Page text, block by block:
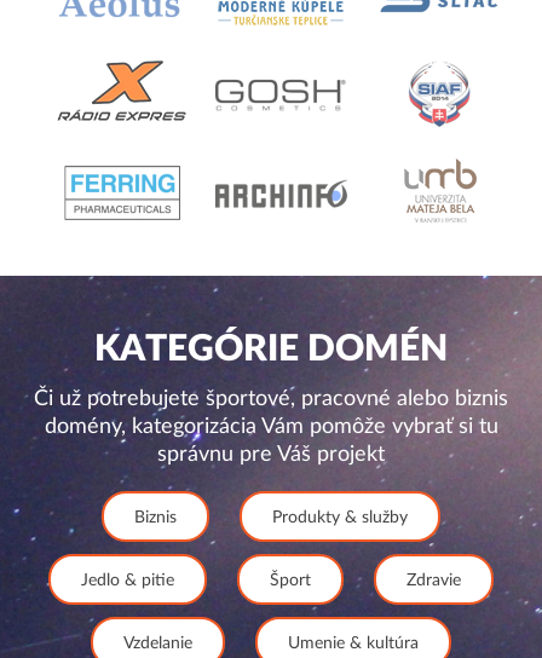
KATEGÓRIE DOMÉN
Či už potrebujete športové, pracovné alebo biznis
domény, kategorizácia Vám pomôže vybrať si tu
správnu pre Váš projekt
Biznis Produkty & služby
Jedlo & pitie Šport Zdravie
Vzdelanie Umenie & kultúra